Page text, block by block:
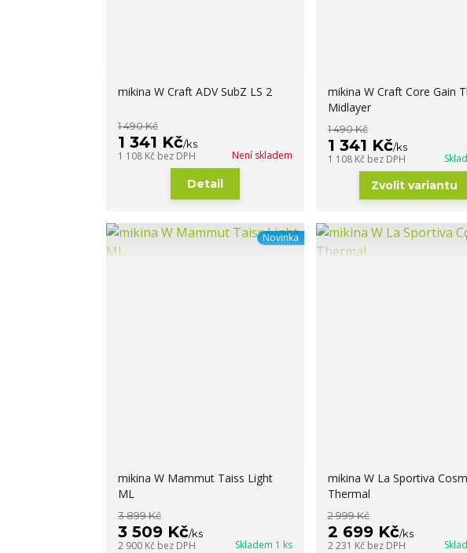
mikina W Craft ADV SubZ LS 2
1 490 Kč
1 341 Kč/ks
1 108 Kč bez DPH Není skladem
Detail
mikina W Craft Core Gain
Midlayer
1 490 Kč
1 341 Kč/ks
1 108 Kč bez DPH
Zvolit variantu
Novinka
mikina W Mammut Taiss Light
ML
3 899 Kč
3 509 Kč/ks
2 900 Kč bez DPH Skladem 1 ks
mikina W La Sportiva
Thermal
2 999 Kč
2 699 Kč/ks
2 231 Kč bez DPH